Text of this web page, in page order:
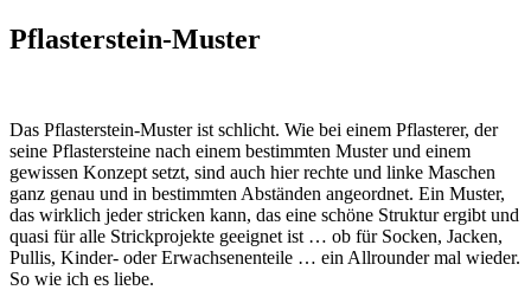
Pflasterstein-Muster
Das Pflasterstein-Muster ist schlicht. Wie bei einem Pflasterer, der
seine Pflastersteine nach einem bestimmten Muster und einem
gewissen Konzept setzt, sind auch hier rechte und linke Maschen
ganz genau und in bestimmten Abständen angeordnet. Ein Muster,
das wirklich jeder stricken kann, das eine schöne Struktur ergibt und
quasi für alle Strickprojekte geeignet ist … ob für Socken, Jacken,
Pullis, Kinder- oder Erwachsenenteile … ein Allrounder mal wieder.
So wie ich es liebe.